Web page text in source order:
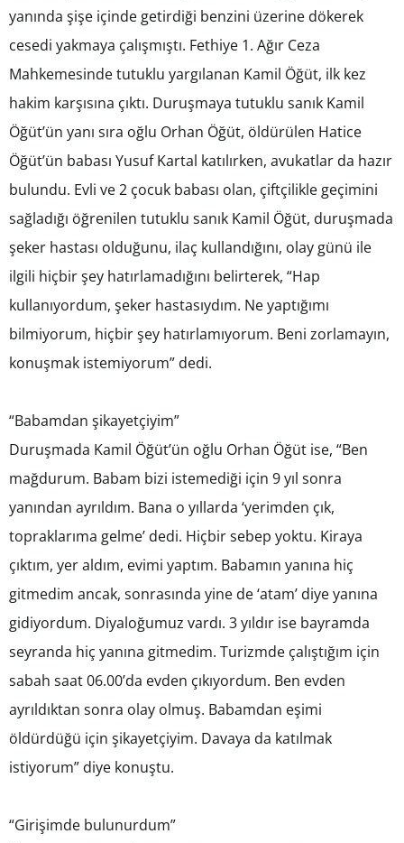
yanında şişe içinde getirdiği benzini üzerine dökerek
cesedi yakmaya çalışmıştı. Fethiye 1. Ağır Ceza
Mahkemesinde tutuklu yargılanan Kamil Öğüt, ilk kez
hakim karşısına çıktı. Duruşmaya tutuklu sanık Kamil
Öğüt’ün yanı sıra oğlu Orhan Öğüt, öldürülen Hatice
Öğüt’ün babası Yusuf Kartal katılırken, avukatlar da hazır
bulundu. Evli ve 2 çocuk babası olan, çiftçilikle geçimini
sağladığı öğrenilen tutuklu sanık Kamil Öğüt, duruşmada
şeker hastası olduğunu, ilaç kullandığını, olay günü ile
ilgili hiçbir şey hatırlamadığını belirterek, “Hap
kullanıyordum, şeker hastasıydım. Ne yaptığımı
bilmiyorum, hiçbir şey hatırlamıyorum. Beni zorlamayın,
konuşmak istemiyorum” dedi.
“Babamdan şikayetçiyim”
Duruşmada Kamil Öğüt’ün oğlu Orhan Öğüt ise, “Ben
mağdurum. Babam bizi istemediği için 9 yıl sonra
yanından ayrıldım. Bana o yıllarda ‘yerimden çık,
topraklarıma gelme’ dedi. Hiçbir sebep yoktu. Kiraya
çıktım, yer aldım, evimi yaptım. Babamın yanına hiç
gitmedim ancak, sonrasında yine de ‘atam’ diye yanına
gidiyordum. Diyaloğumuz vardı. 3 yıldır ise bayramda
seyranda hiç yanına gitmedim. Turizmde çalıştığım için
sabah saat 06.00’da evden çıkıyordum. Ben evden
ayrıldıktan sonra olay olmuş. Babamdan eşimi
öldürdüğü için şikayetçiyim. Davaya da katılmak
istiyorum” diye konuştu.
“Girişimde bulunurdum”